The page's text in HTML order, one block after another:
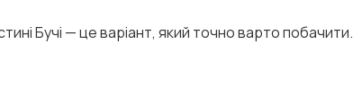
Бучі — це варіант, який точно варто побачити.